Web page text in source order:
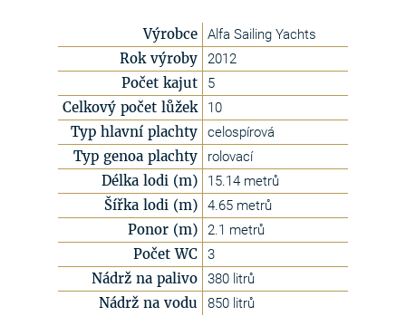
Výrobce Alfa Sailing Yachts
Rok výroby 2012
Počet kajut 5
Celkový počet lůžek 10
Typ hlavní plachty celospírová
Typ genoa plachty rolovací
Délka lodi (m) 15.14 metrů
Šířka lodi (m) 4.65 metrů
Ponor (m) 2.1 metrů
Počet WC 3
Nádrž na palivo 380 litrů
Nádrž na vodu 850 litrů